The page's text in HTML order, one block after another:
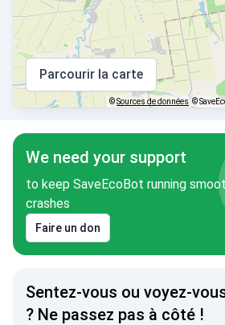
Parcourir la carte
©Sources de données ©
We need your support
to keep SaveEcoBot running
crashes
Faire un don
Sentez-vous ou voyez-
? Ne passez pas à côté !